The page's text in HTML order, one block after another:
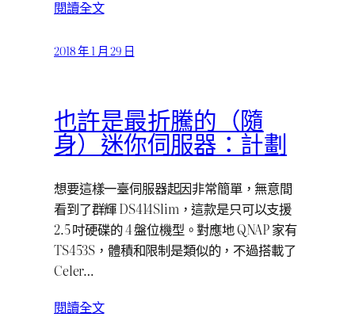
閱讀全文
2018 年 1 月 29 日
也許是最折騰的（隨
身）迷你伺服器：計劃
想要這樣一臺伺服器起因非常簡單，無意間
看到了群輝 DS414Slim，這款是只可以支援
2.5 吋硬碟的 4 盤位機型。對應地 QNAP 家有
TS453S，體積和限制是類似的，不過搭載了
Celer…
閱讀全文